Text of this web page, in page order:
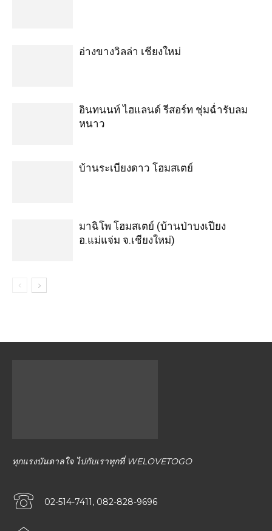
อ่างขางวิลล่า เชียงใหม่
อินทนนท์ ไฮแลนด์ รีสอร์ท ชุ่มฉ่ำรับลม
หนาว
บ้านระเบียงดาว โฮมสเตย์
มาฉิโพ โฮมสเตย์ (บ้านป่าบงเปียง
อ.แม่แจ่ม จ.เชียงใหม่)
ทุกแรงบันดาลใจ ไปกับเราทุกที่ WELOVETOGO
02-514-7411, 082-828-9696